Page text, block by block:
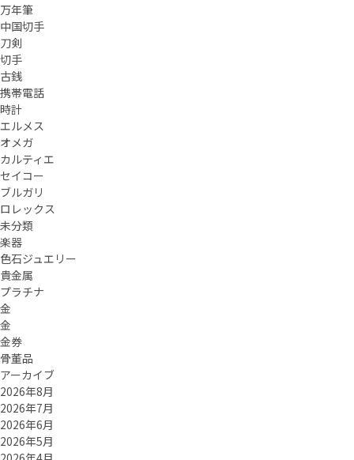
万年筆
中国切手
刀剣
切手
古銭
携帯電話
時計
エルメス
オメガ
カルティエ
セイコー
ブルガリ
ロレックス
未分類
楽器
色石ジュエリー
貴金属
プラチナ
金
金
金券
骨董品
アーカイブ
2026年8月
2026年7月
2026年6月
2026年5月